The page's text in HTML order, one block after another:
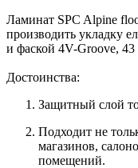
Ламинат SPC Alpine
производить укладку
и фаской 4V-Groove,
Достоинства:
Защитный слой
Подходит не
магазинов,
помещений.